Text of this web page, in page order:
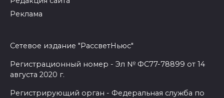
Реклама
Сетевое издание "РассветНьюс"
Регистрационный номер - Эл № ФС77-78899 от 14
августа 2020 г.
Регистрирующий орган - Федеральная служба по